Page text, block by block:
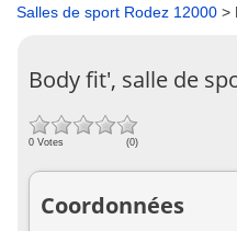
Salles de sport Rodez 12000 >
Body fit', salle de
0 Votes (0)
Coordonnées